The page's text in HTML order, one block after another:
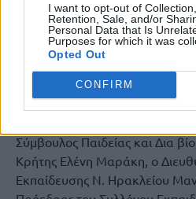
I want to opt-out of
Retention, Sale, and/or
Personal Data that Is
Purposes for which it was
Opted Out
CONFIRM
Την εκδήλωση τίμησαν με την
Δήμαρχος Μινώα Πεδιάδας
Σεβασμιώτατος Μητροπολίτης
Καστελλίου και Βιάννου
Σύμβουλος Παιδείας και Δια
Κρήτης Ελένη Μαράκη, ο
Εκπαίδευσης Ν. Ηρακλείου